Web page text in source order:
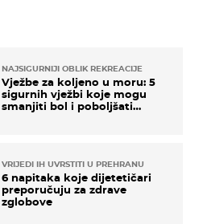
NAJSIGURNIJI OBLIK REKREACIJE
Vježbe za koljeno u moru: 5
sigurnih vježbi koje mogu
smanjiti bol i poboljšati
VRIJEDI IH UVRSTITI U PREHRANU
6 napitaka koje dijetetičari
preporučuju za zdrave
zglobove